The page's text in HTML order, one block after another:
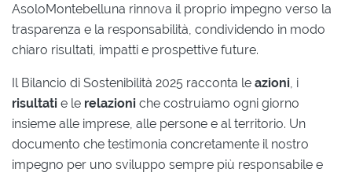
AsoloMontebelluna rinnova il proprio impegno verso la
trasparenza e la responsabilità, condividendo in modo
chiaro risultati, impatti e prospettive future.
Il Bilancio di Sostenibilità 2025 racconta le azioni , i
risultati e le relazioni che costruiamo ogni giorno
insieme alle imprese, alle persone e al territorio. Un
documento che testimonia concretamente il nostro
impegno per uno sviluppo sempre più responsabile e